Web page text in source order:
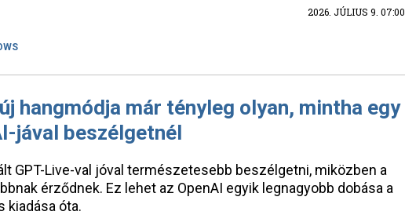
2026. JÚLIUS 9. 07:00
hangmódja már tényleg olyan, mintha egy
jával beszélgetnél
GPT-Live-val jóval természetesebb beszélgetni, miközben a
érződnek. Ez lehet az OpenAI egyik legnagyobb dobása a
kiadása óta.